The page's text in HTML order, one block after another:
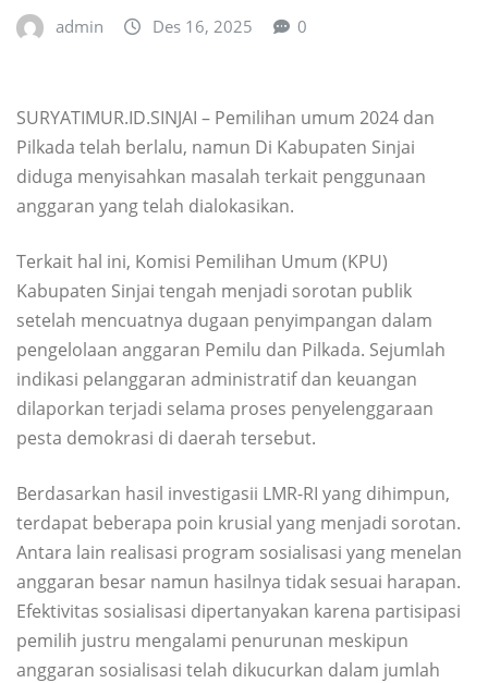
admin Des 16, 2025 0
SURYATIMUR.ID.SINJAI – Pemilihan umum 2024 dan
Pilkada telah berlalu, namun Di Kabupaten Sinjai
diduga menyisahkan masalah terkait penggunaan
anggaran yang telah dialokasikan.
Terkait hal ini, Komisi Pemilihan Umum (KPU)
Kabupaten Sinjai tengah menjadi sorotan publik
setelah mencuatnya dugaan penyimpangan dalam
pengelolaan anggaran Pemilu dan Pilkada. Sejumlah
indikasi pelanggaran administratif dan keuangan
dilaporkan terjadi selama proses penyelenggaraan
pesta demokrasi di daerah tersebut.
Berdasarkan hasil investigasii LMR-RI yang dihimpun,
terdapat beberapa poin krusial yang menjadi sorotan.
Antara lain realisasi program sosialisasi yang menelan
anggaran besar namun hasilnya tidak sesuai harapan.
Efektivitas sosialisasi dipertanyakan karena partisipasi
pemilih justru mengalami penurunan meskipun
anggaran sosialisasi telah dikucurkan dalam jumlah